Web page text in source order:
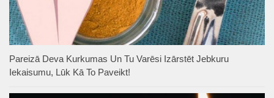
Pareizā Deva Kurkumas Un Tu Varēsi Izārstēt Jebkuru
Iekaisumu, Lūk Kā To Paveikt!